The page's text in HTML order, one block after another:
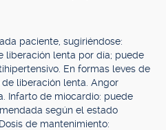
paciente, sugiriéndose:
liberación lenta por día; puede
En formas leves de
liberación lenta. Angor
Infarto de miocardio: puede
según el estado
de mantenimiento: